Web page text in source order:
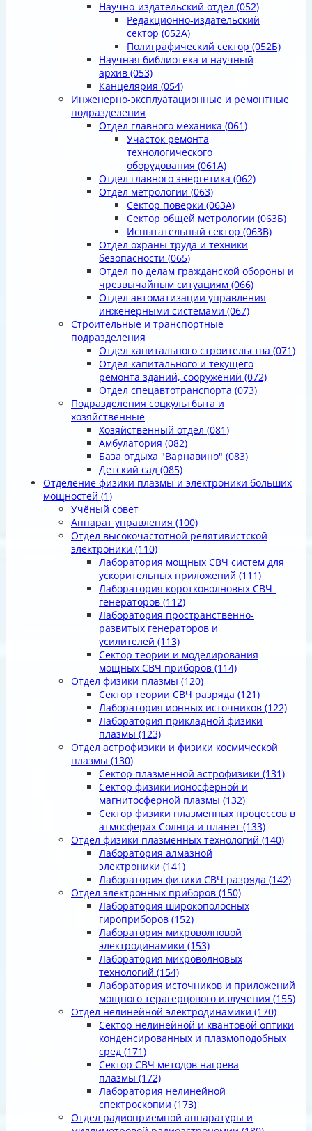
Научно-издательский отдел (052)
Редакционно-издательский
сектор (052А)
Полиграфический сектор (052Б)
Научная библиотека и научный
архив (053)
Канцелярия (054)
Инженерно-эксплуатационные и ремонтные
подразделения
Отдел главного механика (061)
Участок ремонта
технологического
оборудования (061А)
Отдел главного энергетика (062)
Отдел метрологии (063)
Сектор поверки (063А)
Сектор общей метрологии (063Б)
Испытательный сектор (063В)
Отдел охраны труда и техники
безопасности (065)
Отдел по делам гражданской обороны и
чрезвычайным ситуациям (066)
Отдел автоматизации управления
инженерными системами (067)
Строительные и транспортные
подразделения
Отдел капитального строительства (071)
Отдел капитального и текущего
ремонта зданий, сооружений (072)
Отдел спецавтотранспорта (073)
Подразделения соцкультбыта и
хозяйственные
Хозяйственный отдел (081)
Амбулатория (082)
База отдыха "Варнавино" (083)
Детский сад (085)
Отделение физики плазмы и электроники больших
мощностей (1)
Учёный совет
Аппарат управления (100)
Отдел высокочастотной релятивистской
электроники (110)
Лаборатория мощных СВЧ систем для
ускорительных приложений (111)
Лаборатория коротковолновых СВЧ-
генераторов (112)
Лаборатория пространственно-
развитых генераторов и
усилителей (113)
Сектор теории и моделирования
мощных СВЧ приборов (114)
Отдел физики плазмы (120)
Сектор теории СВЧ разряда (121)
Лаборатория ионных источников (122)
Лаборатория прикладной физики
плазмы (123)
Отдел астрофизики и физики космической
плазмы (130)
Сектор плазменной астрофизики (131)
Сектор физики ионосферной и
магнитосферной плазмы (132)
Сектор физики плазменных процессов в
атмосферах Солнца и планет (133)
Отдел физики плазменных технологий (140)
Лаборатория алмазной
электроники (141)
Лаборатория физики СВЧ разряда (142)
Отдел электронных приборов (150)
Лаборатория широкополосных
гироприборов (152)
Лаборатория микроволновой
электродинамики (153)
Лаборатория микроволновых
технологий (154)
Лаборатория источников и приложений
мощного терагерцового излучения (155)
Отдел нелинейной электродинамики (170)
Сектор нелинейной и квантовой оптики
конденсированных и плазмоподобных
сред (171)
Сектор СВЧ методов нагрева
плазмы (172)
Лаборатория нелинейной
спектроскопии (173)
Отдел радиоприемной аппаратуры и